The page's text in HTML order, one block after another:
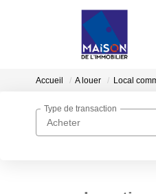
Accueil A louer Local
Acheter
Type de transaction